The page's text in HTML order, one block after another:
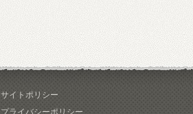
サイトポリシー
プライバシーポリシー